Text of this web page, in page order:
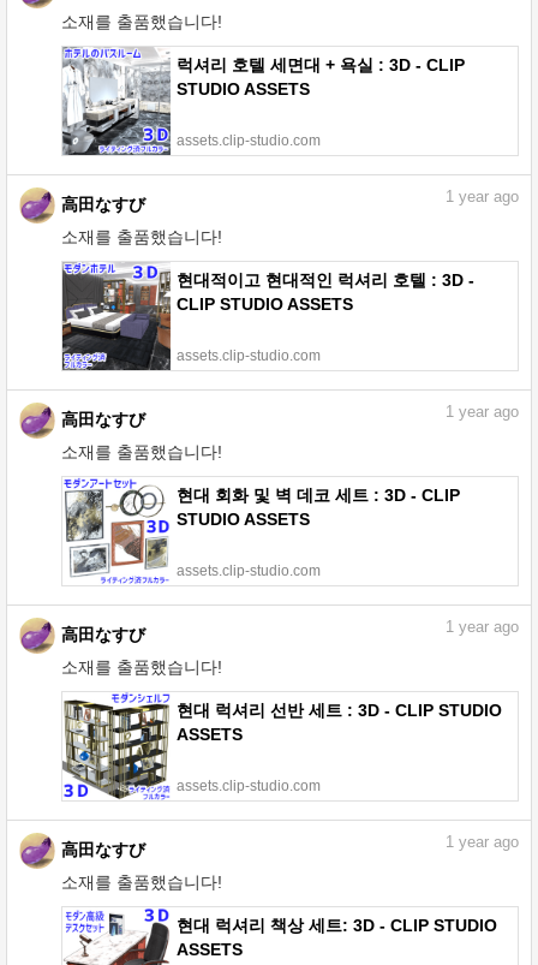
소재를 출품했습니다!
럭셔리 호텔 세면대 + 욕실 : 3D - CLIP
STUDIO ASSETS
assets.clip-studio.com
高田なすび
소재를 출품했습니다!
1 year ago
현대적이고 현대적인 럭셔리 호텔 : 3D -
CLIP STUDIO ASSETS
assets.clip-studio.com
高田なすび
소재를 출품했습니다!
1 year ago
현대 회화 및 벽 데코 세트 : 3D - CLIP
STUDIO ASSETS
assets.clip-studio.com
高田なすび
소재를 출품했습니다!
1 year ago
현대 럭셔리 선반 세트 : 3D - CLIP STUDIO
ASSETS
assets.clip-studio.com
高田なすび
소재를 출품했습니다!
1 year ago
현대 럭셔리 책상 세트: 3D - CLIP STUDIO
ASSETS